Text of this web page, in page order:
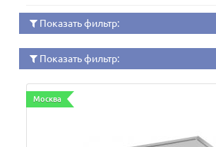
Показать фильтр:
Показать фильтр:
Москва